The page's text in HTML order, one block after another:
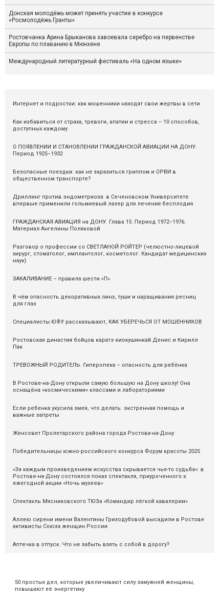
50 простых дел, которые увеличивают силу замужней женщины,
повышают её энергетику
Донская молодёжь может принять участие в конкурсе
«Росмолодёжь.Гранты»
Ростовчанка Арина Брыканова завоевала серебро на первенстве
Европы по плаванию в Мюнхене
Международный литературный фестиваль «На одном языке»
Интернет и подростки: как мошенники находят свои жертвы в сети
Как избавиться от страха, тревоги, апатии и стресса – 10 способов,
доступных каждому
О ПОЯВЛЕНИИ И СТАНОВЛЕНИИ ГРАЖДАНСКОЙ АВИАЦИИ НА ДОНУ.
Период 1925–1932
Безопасные поездки: как не заразиться гриппом и ОРВИ в
общественном транспорте?
Дриллинг против эндометриоза: в Сеченовском Университете
впервые применили гольмиевый лазер для лечения бесплодия
ГРАЖДАНСКАЯ АВИАЦИЯ на ДОНУ. Глава 15. Период 1972–1976.
Материал Ангелины Поляковой
Разговор о профессии со СВЕТЛАНОЙ РОЙТЕР (челюстно-лицевой
хирург, стоматолог, имплантолог, косметолог. Кандидат медицинских
наук)
ЗАКАЛИВАНИЕ – правила шести «П»
В чём опасность декоративных линз, туши и наращивания ресниц
для глаз
Специалисты ЮФУ рассказывают, КАК УБЕРЕЧЬСЯ ОТ МОШЕННИКОВ
Ростовская династия бойцов каратэ киокушинкай Денис и Кирилл
Пак
ТРЕВОЖНЫЙ РОДИТЕЛЬ. Гиперопека – опасность для ребёнка
В Ростове-на-Дону открыли самую большую на Дону школу! Она
оснащёна «космическими» классами и лабораториями
Если ребенка укусила змея, что делать: экстренная помощь и
важные запреты
Женсовет Пролетарского района города Ростова-на-Дону
Победительницы южно-российского конкурса Форум красоты 2025
«За каждым произведением искусства скрывается чья-то судьба»: в
Ростове-на-Дону состоялся показ спектакля, приуроченного к
ежегодной акции «Ночь музеев»
Спектакль Мясниковского ТЮЗа «Командир лёгкой кавалерии»
Аллею сирени имени Валентины Гризодубовой высадили в Ростове
активисты Союза женщин России
Аптечка в отпуск. Что не забыть взять с собой в дорогу?